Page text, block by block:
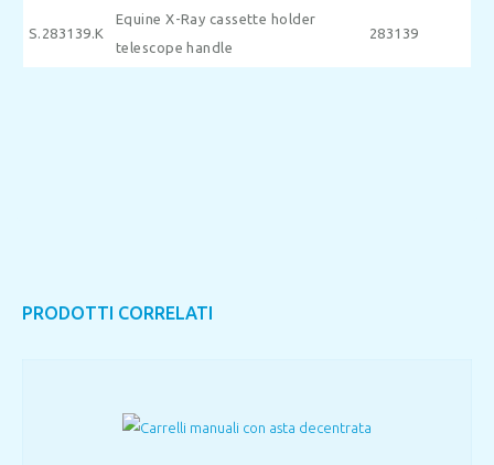
S.283139.K
Equine X-Ray cassette holder
telescope handle
283139
PRODOTTI CORRELATI